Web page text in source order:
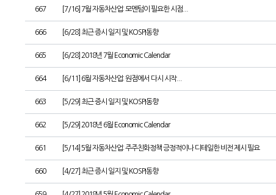
667 [7/16] 7월 자동차산업: 모멘텀이 필요한 시점...
666 [6/28] 최근 증시 일지 및 KOSPI동향
665 [6/28] 2018년 7월 Economic Calendar
664 [6/11] 6월 자동차산업: 원점에서 다시 시작...
663 [5/29] 최근 증시 일지 및 KOSPI동향
662 [5/29] 2018년 6월 Economic Calendar
661 [5/14] 5월 자동차산업: 주주친화정책 긍정적이나 디테일한 비전 제시 필요
660 [4/27] 최근 증시 일지 및 KOSPI동향